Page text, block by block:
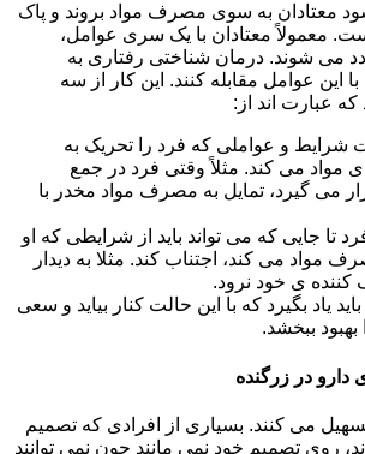
معتادان به سوی مصرف مواد بروند و پاک
معمولاً معتادان با یک سری عوامل،
می شوند. درمان شناختی رفتاری به
این عوامل مقابله کنند. این کار از سه
عبارت اند از:
و عواملی که فرد را تحریک به
مواد می کند. مثلاً وقتی فرد در جمع
می گیرد، تمایل به مصرف مواد مخدر با
تا جایی که می تواند باید از شرایطی که او
مواد می کند، اجتناب کند. مثلا به دیدار
ی خود نرود.
یاد بگیرد که با این حالت کنار بیاید و سعی
ببخشد.
دارو در زرگنده
تسهیل می کنند. بسیاری از افرادی که تصمیم
روی تصمیم خود نمی مانند چون نمی توانند